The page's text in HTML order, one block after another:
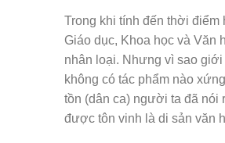
Trong khi tính đến thời
Giáo dục, Khoa học và Văn
nhân loại. Nhưng vì sao
không có tác phẩm nào
tồn (dân ca) người ta đã nói
được tôn vinh là di sản văn